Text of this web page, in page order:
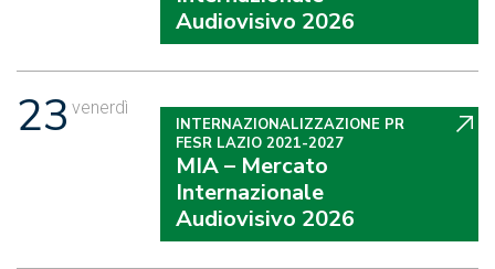
Audiovisivo 2026
23 venerdì
INTERNAZIONALIZZAZIONE PR
FESR LAZIO 2021-2027
MIA – Mercato
Internazionale
Audiovisivo 2026